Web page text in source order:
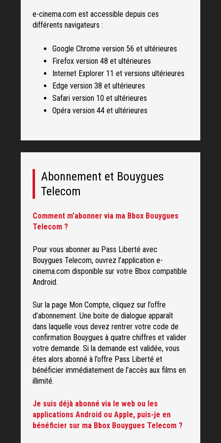
e-cinema.com est accessible depuis ces
différents navigateurs :
Google Chrome version 56 et ultérieures
Firefox version 48 et ultérieures
Internet Explorer 11 et versions ultérieures
Edge version 38 et ultérieures
Safari version 10 et ultérieures
Opéra version 44 et ultérieures
Abonnement et Bouygues
Telecom
Comment m’abonner via ma Bbox Bouygues
Telecom ?
Pour vous abonner au Pass Liberté avec
Bouygues Telecom, ouvrez l’application e-
cinema.com disponible sur votre Bbox compatible
Android.
Sur la page Mon Compte, cliquez sur l’offre
d’abonnement. Une boite de dialogue apparaît
dans laquelle vous devez rentrer votre code de
confirmation Bouygues à quatre chiffres et valider
votre demande. Si la demande est validée, vous
êtes alors abonné à l’offre Pass Liberté et
bénéficier immédiatement de l’accès aux films en
illimité.
Je suis déjà abonné via le web ou les
applications Android ou Apple, puis-je en
bénéficier sur ma Bbox Bouygues Telecom ?